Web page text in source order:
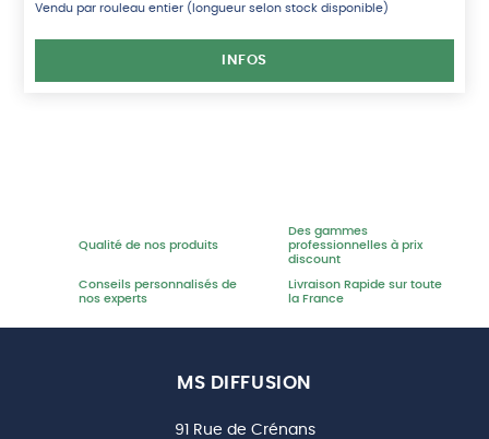
Vendu par rouleau entier (longueur selon stock disponible)
INFOS
Qualité de nos produits
Des gammes
professionnelles à prix
discount
Conseils personnalisés de
nos experts
Livraison Rapide sur toute
la France
MS DIFFUSION
91 Rue de Crénans